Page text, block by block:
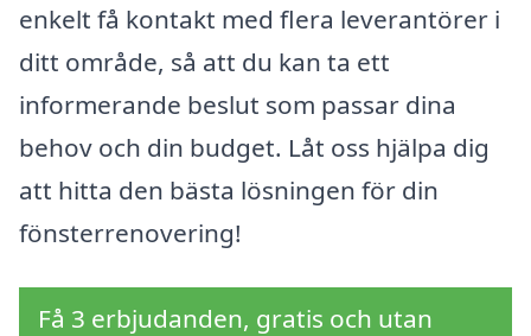
enkelt få kontakt med flera leverantörer i
ditt område, så att du kan ta ett
informerande beslut som passar dina
behov och din budget. Låt oss hjälpa dig
att hitta den bästa lösningen för din
fönsterrenovering!
Få 3 erbjudanden, gratis och utan